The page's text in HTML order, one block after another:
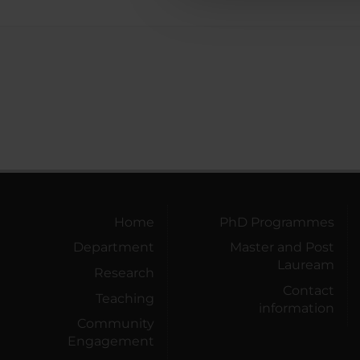
Home
Department
Research
Teaching
Community
Engagement
PhD Programmes
Master and Post
Lauream
Contact
information